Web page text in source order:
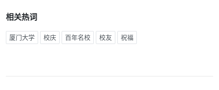
相关热词
厦门大学 校庆 百年名校 校友 祝福